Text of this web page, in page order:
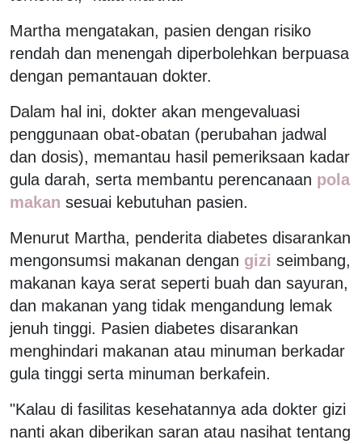
Martha mengatakan, pasien dengan risiko
rendah dan menengah diperbolehkan berpuasa
dengan pemantauan dokter.
Dalam hal ini, dokter akan mengevaluasi
penggunaan obat-obatan (perubahan jadwal
dan dosis), memantau hasil pemeriksaan kadar
gula darah, serta membantu perencanaan pola
makan sesuai kebutuhan pasien.
Menurut Martha, penderita diabetes disarankan
mengonsumsi makanan dengan gizi seimbang,
makanan kaya serat seperti buah dan sayuran,
dan makanan yang tidak mengandung lemak
jenuh tinggi. Pasien diabetes disarankan
menghindari makanan atau minuman berkadar
gula tinggi serta minuman berkafein.
"Kalau di fasilitas kesehatannya ada dokter gizi
nanti akan diberikan saran atau nasihat tentang